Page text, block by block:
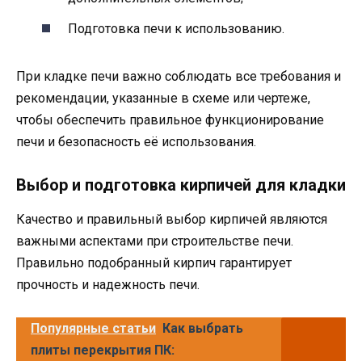
Подготовка печи к использованию.
При кладке печи важно соблюдать все требования и
рекомендации, указанные в схеме или чертеже,
чтобы обеспечить правильное функционирование
печи и безопасность её использования.
Выбор и подготовка кирпичей для кладки
Качество и правильный выбор кирпичей являются
важными аспектами при строительстве печи.
Правильно подобранный кирпич гарантирует
прочность и надежность печи.
Популярные статьи Как выбрать
плиты перекрытия ПК: